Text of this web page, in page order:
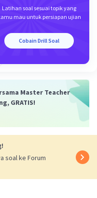
Latihan soal sesuai topik yang
mau untuk persiapan ujian
Cobain Drill Soal
Master Teacher
GRATIS!
soal ke Forum